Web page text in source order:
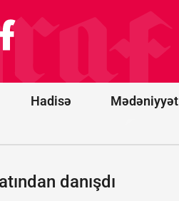
Hadisə Mədəniyyət
Saakaşvili:
Məni buna
görə
bilmirlər
danışdı